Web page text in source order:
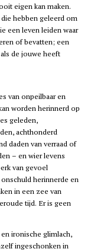
eigen kan maken.
hebben geleerd om
een leven leiden waar
of bevatten; een
de jouwe heeft
van onpeilbaar en
worden herinnerd op
geleden,
achthonderd
daden van verraad of
– en wier levens
van gevoel
herinnerde en
in een zee van
tijd. Er is geen
ironische glimlach,
ingeschonken in